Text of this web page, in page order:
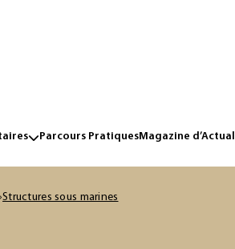
Parcours PratiquesMagazine
Structures sous marines